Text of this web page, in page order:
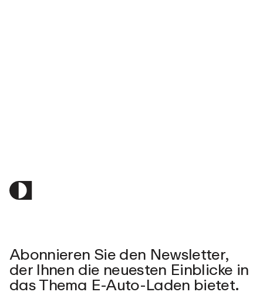
Abonnieren Sie den Newsletter,
der Ihnen die neuesten Einblicke in
das Thema E-Auto-Laden bietet.